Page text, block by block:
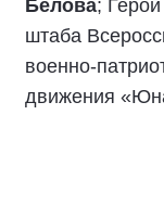
Белова;
штаба
военно-
движения